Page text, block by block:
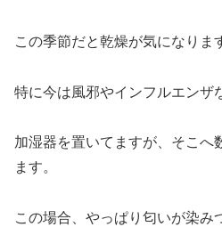
この季節だと乾燥が気になりま
特に今は風邪やインフルエンザ
加湿器を置いてますが、そこへ
ます。
この場合、やっぱり匂いが染み